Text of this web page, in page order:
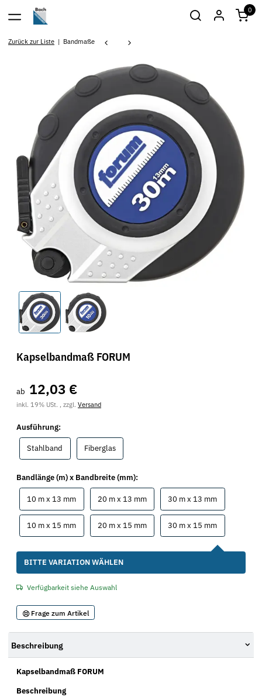
0
Zurück zur Liste Bandmaße
Kapselbandmaß FORUM
ab 12,03 €
inkl. 19% USt. , zzgl. Versand
Ausführung:
Stahlband StahlbandFiberglasFiberglas
Bandlänge (m) x Bandbreite (mm):
10 m x 13 mm10 m x 13 mm
20 m x 13 mm20 m x 13 mm
30 m x 13 mm30 m x 13
10 m x 15 mm10 m x 15 mm
20 m x 15 mm20 m x 15 mm
30 m x 15 mm30 m x 15
x
BITTE VARIATION WÄHLEN
Verfügbarkeit siehe Auswahl
Frage zum Artikel
Beschreibung
Kapselbandmaß FORUM
Beschreibung